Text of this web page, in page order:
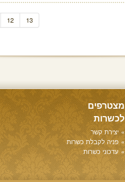
12 13
מצטרפים
לכשרות
יצירת קשר
פניה לקבלת כשרות
עדכוני כשרות